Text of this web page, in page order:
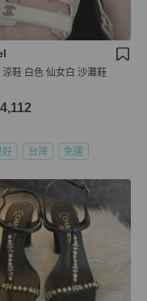
鞋 白色 仙女白 沙灘鞋
好 台灣 免運